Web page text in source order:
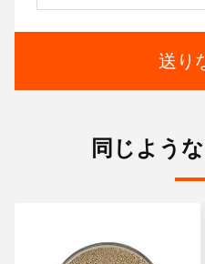
送り
同じよう